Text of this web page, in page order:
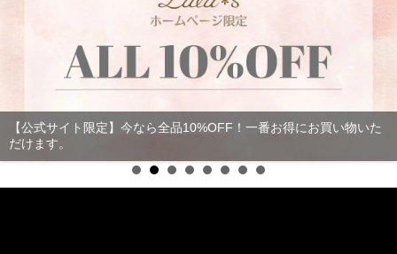
【決済方法追加】PayPayとAmazon Payがルルズでご利用いただけ
るようになりました！